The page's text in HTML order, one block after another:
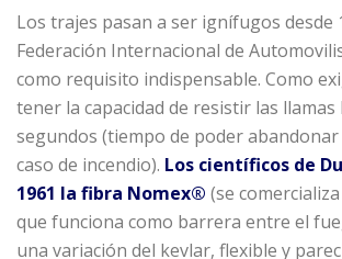
Los trajes pasan a ser ignífugos desde
Federación Internacional de
como requisito indispensable. Como
tener la capacidad de resistir las llamas
segundos (tiempo de poder
caso de incendio). Los científicos de
1961 la fibra Nomex® (se
que funciona como barrera entre el
una variación del kevlar, flexible y